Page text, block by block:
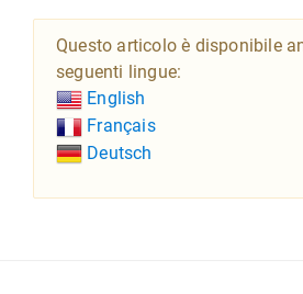
Questo articolo è disponibile
seguenti lingue:
English
Français
Deutsch